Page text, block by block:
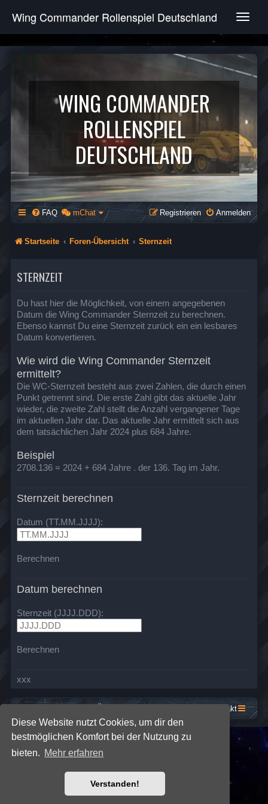
Diese Website nutzt Cookies, um dir den
bestmöglichen Komfort bei der Nutzung zu
bieten. Mehr erfahren
Verstanden!
T
g
e
v
g
a
t
i
o
n
Wing Commander Rollenspiel Deutschland
WING COMMANDER
ROLLENSPIEL
DEUTSCHLAND
FAQ mChat Anmelden
Registrieren
Startseite Foren-Übersicht Sternzeit
STERNZEIT
Du hast hier die Möglichkeit, von einem angegebenen
Datum die Wing Commander Sternzeit zu berechnen.
Ebenso kannst Du eine Sternzeit zurück ein ein lesbares
Datum konvertieren.
Wie wird die Wing Commander Sternzeit
ermittelt?
Die WC-Sternzeit besteht aus zwei Zahlen, die durch einen
Punkt getrennt sind. Die erste Zahl gibt das aktuelle Jahr
wieder, die zweite Zahl stellt die Anzahl vergangener Tage
im aktuellen Jahr dar. Das aktuelle Jahr ermittelt sich aus
dem tatsächlichen Jahr 2024 plus 684 Jahre.
Beispiel
2708.136 = 2024 + 684 Jahre . der 136. Tag im Jahr.
Sternzeit berechnen
Datum (TT.MM.JJJJ):
Berechnen
Datum berechnen
Sternzeit (JJJJ.DDD):
Berechnen
xxx
Kontakt
Premium phpBB Styles
Powered byphpBB® Forum Software © phpBB Limited
Deutsche Übersetzung durch
Datenschutz|Nutzungsbedingungen